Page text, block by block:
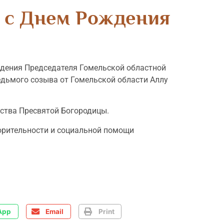
с Днем Рождения
Председателя Гомельской областной
созыва от Гомельской области Аллу
Пресвятой Богородицы.
и социальной помощи
Email Print